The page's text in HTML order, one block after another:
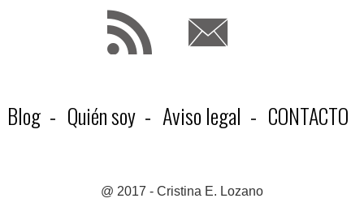
Blog Quién soy Aviso legal CONTACTO
@ 2017 - Cristina E. Lozano